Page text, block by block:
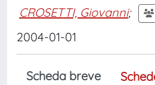
CROSETTI, Giovanni;
2004-01-01
Scheda breve